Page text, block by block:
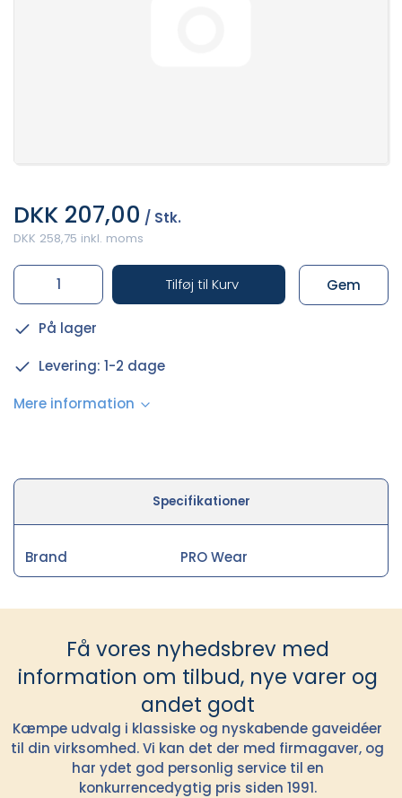
DKK 207,00 / Stk.
DKK 258,75 inkl. moms
Tilføj til Kurv Gem
På lager
Levering: 1-2 dage
Mere information
Specifikationer
Brand PRO Wear
Få vores nyhedsbrev med
information om tilbud, nye varer og
andet godt
Kæmpe udvalg i klassiske og nyskabende gaveidéer
til din virksomhed. Vi kan det der med firmagaver, og
har ydet god personlig service til en
konkurrencedygtig pris siden 1991.